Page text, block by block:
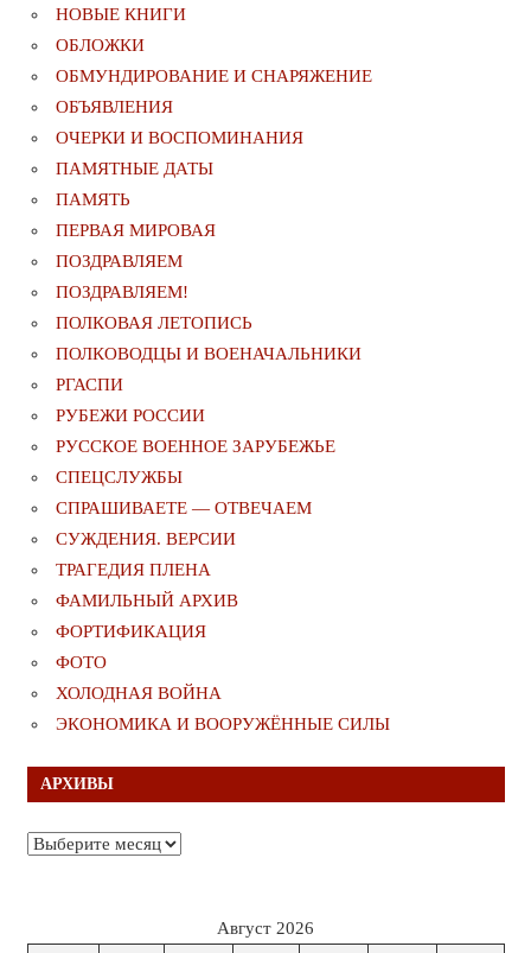
НОВЫЕ КНИГИ
ОБЛОЖКИ
ОБМУНДИРОВАНИЕ И СНАРЯЖЕНИЕ
ОБЪЯВЛЕНИЯ
ОЧЕРКИ И ВОСПОМИНАНИЯ
ПАМЯТНЫЕ ДАТЫ
ПАМЯТЬ
ПЕРВАЯ МИРОВАЯ
ПОЗДРАВЛЯЕМ
ПОЗДРАВЛЯЕМ!
ПОЛКОВАЯ ЛЕТОПИСЬ
ПОЛКОВОДЦЫ И ВОЕНАЧАЛЬНИКИ
РГАСПИ
РУБЕЖИ РОССИИ
РУССКОЕ ВОЕННОЕ ЗАРУБЕЖЬЕ
СПЕЦСЛУЖБЫ
СПРАШИВАЕТЕ — ОТВЕЧАЕМ
СУЖДЕНИЯ. ВЕРСИИ
ТРАГЕДИЯ ПЛЕНА
ФАМИЛЬНЫЙ АРХИВ
ФОРТИФИКАЦИЯ
ФОТО
ХОЛОДНАЯ ВОЙНА
ЭКОНОМИКА И ВООРУЖЁННЫЕ СИЛЫ
АРХИВЫ
Архивы
Август 2026